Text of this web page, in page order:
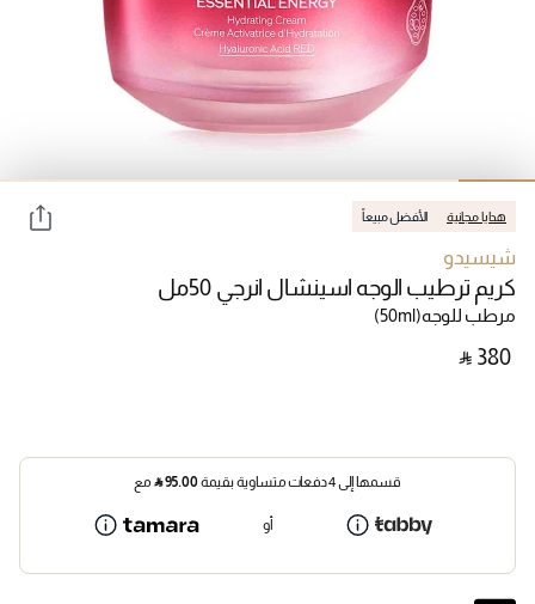
هدايا مجانية الأفضل مبيعاً
شيسيدو
كريم ترطيب الوجه اسينشال انرجي 50مل
مرطب للوجه(50ml)
‎ ⃁ ⁦380⁩ ‎
قسمها إلى 4 دفعات متساوية بقيمة 95.00
⃁ مع
أو